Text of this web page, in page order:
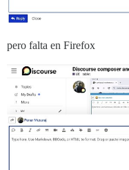
pero falta en Firefox